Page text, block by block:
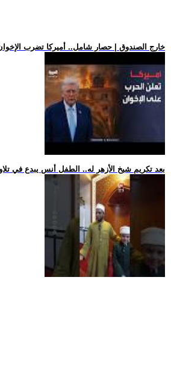
.. خارج الصندوق | حصار شامل.. أميركا تضرب
.. بعد تكريم شيخ الأزهر له.. الطفل أنس يبدع في